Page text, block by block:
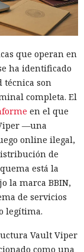
que operan en
ha identificado
técnica son
completa. El
en el que
—una
online ilegal,
de
está la
la marca BBIN,
de servicios
legítima.
Vault Viper
como una